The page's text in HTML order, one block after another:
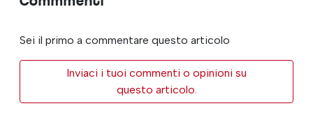
Sei il primo a commentare questo articolo
Inviaci i tuoi commenti o opinioni su
questo articolo.